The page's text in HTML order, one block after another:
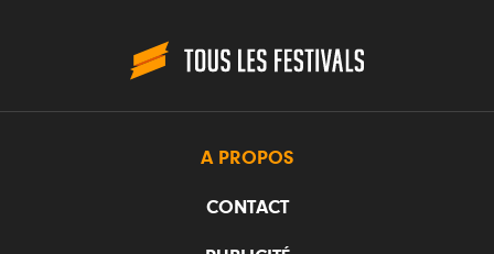
A PROPOS
CONTACT